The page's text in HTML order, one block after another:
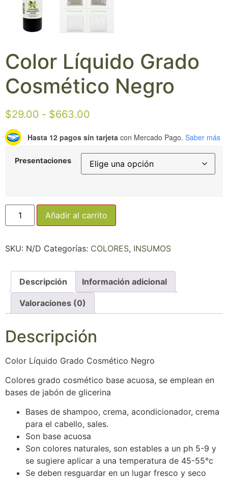
Color Líquido Grado
Cosmético Negro
$29.00 - $663.00
Hasta 12 pagos sin tarjeta con Mercado Pago. Saber más
Presentaciones
Añadir al carrito
SKU: N/D Categorías: COLORES, INSUMOS
Descripción Información adicional
Valoraciones (0)
Descripción
Color Líquido Grado Cosmético Negro
Colores grado cosmético base acuosa, se emplean en
bases de jabón de glicerina
Bases de shampoo, crema, acondicionador, crema
para el cabello, sales.
Son base acuosa
Son colores naturales, son estables a un ph 5-9 y
se sugiere aplicar a una temperatura de 45-55°c
Se deben resguardar en un lugar fresco y seco